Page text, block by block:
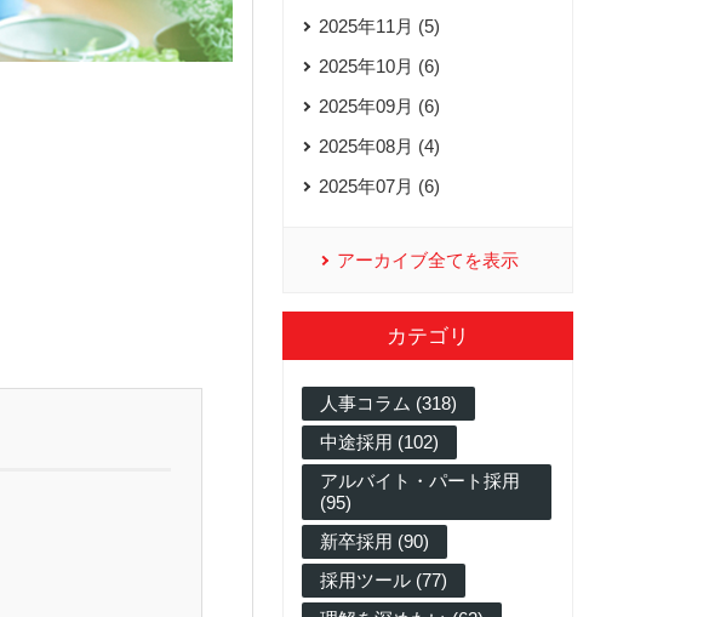
2025年11月 (5)
2025年10月 (6)
2025年09月 (6)
2025年08月 (4)
2025年07月 (6)
アーカイブ全てを表示
カテゴリ
人事コラム (318)
中途採用 (102)
アルバイト・パート採用
(95)
新卒採用 (90)
採用ツール (77)